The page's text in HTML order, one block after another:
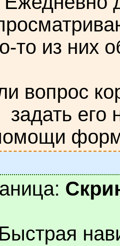
то из них
вопрос
задать его
Быстрая